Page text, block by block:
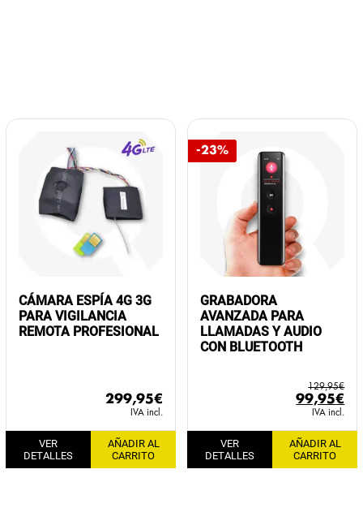
CÁMARA ESPÍA 4G 3G
PARA VIGILANCIA
REMOTA PROFESIONAL
299,95€
IVA incl.
VER
DETALLES
AÑADIR AL
CARRITO
-23%
GRABADORA
AVANZADA PARA
LLAMADAS Y AUDIO
CON BLUETOOTH
129,95€
El
precio
original
era:
129,95€.
99,95€
IVA incl.
VER
DETALLES
AÑADIR AL
CARRITO